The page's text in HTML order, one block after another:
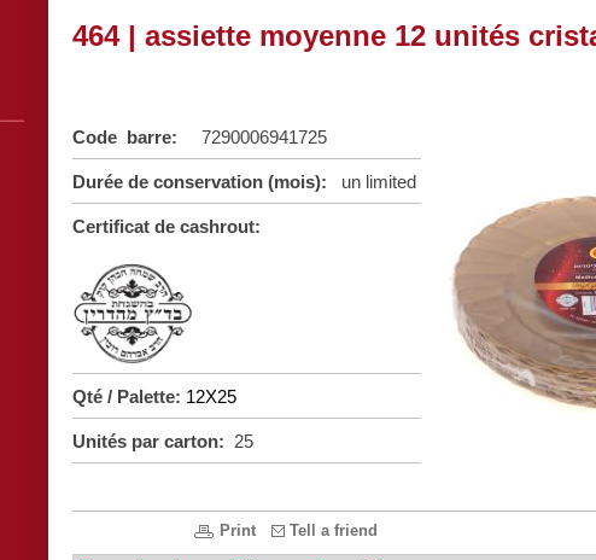
464 | assiette moyenne 12 unités
Code barre: 7290006941725
Durée de conservation (mois): un limited
Certificat de cashrout:
Qté / Palette: 12X25
Unités par carton: 25
Print Tell a friend